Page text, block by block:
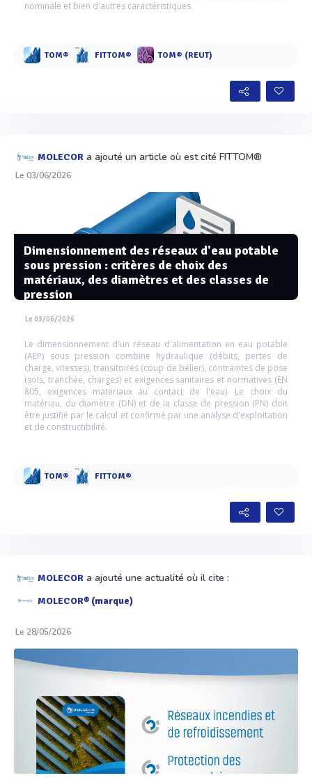
nominale et bien d'autres caractéristiques.
TOM® FITTOM® TOM® (REUT)
MOLECOR a ajouté un article où est cité FITTOM®
Le 03/06/2026
Dimensionnement des réseaux d'eau potable
sous pression : critères de choix des
matériaux, des diamètres et des classes de
pression
Le 03/06/2026
Le dimensionnement d'un réseau d'alimentation en eau potable
(AEP) sous pression combine hydraulique (débits, pertes de
charge, vitesses), transitoires (coup de bélier), contraintes de pose
(sols, tranchée, charges) et exigences sanitaires et normatives (EN
805, exigences matériaux au contact de l'eau). Le choix du
matériau, du diamètre (DN) et de la classe de pression (PN) doit
être justifié par le calcul et confirmé par une analyse d'exploitation
et de constructibilité.
TOM® FITTOM®
MOLECOR a ajouté une actualité où il cite :
MOLECOR® (marque)
Le 28/05/2026